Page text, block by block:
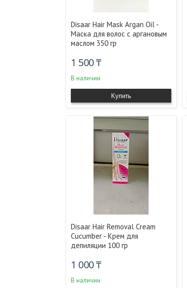
Disaar Hair Mask Argan Oil -
Маска для волос с аргановым
маслом 350 гр
1 500 ₸
В наличии
Купить
Disaar Hair Removal Cream
Cucumber - Крем для
депиляции 100 гр
1 000 ₸
В наличии